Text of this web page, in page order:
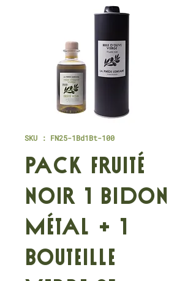
SKU : FN25-1Bd1Bt-100
Pack Fruité
Noir 1 Bidon
métal + 1
Bouteille